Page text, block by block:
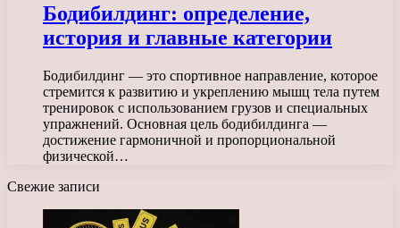
Бодибилдинг: определение,
история и главные категории
Бодибилдинг — это спортивное направление, которое
стремится к развитию и укреплению мышц тела путем
тренировок с использованием грузов и специальных
упражнений. Основная цель бодибилдинга —
достижение гармоничной и пропорциональной
физической…
Свежие записи